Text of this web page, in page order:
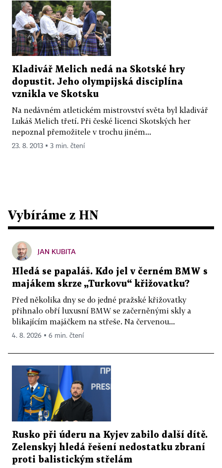
Kladivář Melich nedá na Skotské hry
dopustit. Jeho olympijská disciplína
vznikla ve Skotsku
Na nedávném atletickém mistrovství světa byl kladivář
Lukáš Melich třetí. Při české licenci Skotských her
nepoznal přemožitele v trochu jiném...
23. 8. 2013 ▪ 3 min. čtení
Vybíráme z HN
JAN KUBITA
Hledá se papaláš. Kdo jel v černém BMW s
majákem skrze „Turkovu“ křižovatku?
Před několika dny se do jedné pražské křižovatky
přihnalo obří luxusní BMW se začerněnými skly a
blikajícím majáčkem na střeše. Na červenou...
4. 8. 2026 ▪ 6 min. čtení
Rusko při úderu na Kyjev zabilo další dítě.
Zelenskyj hledá řešení nedostatku zbraní
proti balistickým střelám